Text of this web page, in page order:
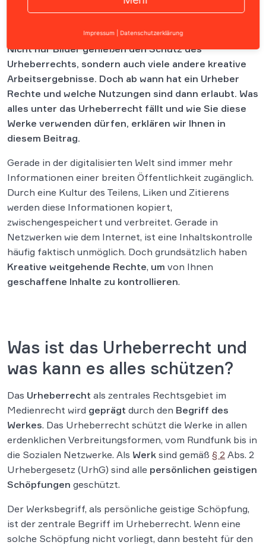
Inhalt
Nicht nur Bilder genießen den Schutz des
Urheberrechts, sondern auch viele andere kreative
Arbeitsergebnisse. Doch ab wann hat ein Urheber
Rechte und welche Nutzungen sind dann erlaubt. Was
alles unter das Urheberrecht fällt und wie Sie diese
Werke verwenden dürfen, erklären wir Ihnen in
diesem Beitrag.
Gerade in der digitalisierten Welt sind immer mehr
Informationen einer breiten Öffentlichkeit zugänglich.
Durch eine Kultur des Teilens, Liken und Zitierens
werden diese Informationen kopiert,
zwischengespeichert und verbreitet. Gerade in
Netzwerken wie dem Internet, ist eine Inhaltskontrolle
häufig faktisch unmöglich. Doch grundsätzlich haben
Kreative weitgehende Rechte, um von Ihnen
geschaffene Inhalte zu kontrollieren.
Was ist das Urheberrecht und
was kann es alles schützen?
Das Urheberrecht als zentrales Rechtsgebiet im
Medienrecht wird geprägt durch den Begriff des
Werkes. Das Urheberrecht schützt die Werke in allen
erdenklichen Verbreitungsformen, vom Rundfunk bis in
die Sozialen Netzwerke. Als Werk sind gemäß § 2 Abs. 2
Urhebergesetz (UrhG) sind alle persönlichen geistigen
Schöpfungen geschützt.
Der Werksbegriff, als persönliche geistige Schöpfung,
ist der zentrale Begriff im Urheberrecht. Wenn eine
solche Schöpfung nicht vorliegt, dann besteht für den
Impressum Datenschutzerklärung